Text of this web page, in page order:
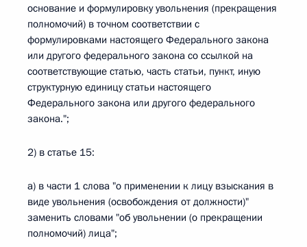
основание и формулировку увольнения (прекращения
полномочий) в точном соответствии с
формулировками настоящего Федерального закона
или другого федерального закона со ссылкой на
соответствующие статью, часть статьи, пункт, иную
структурную единицу статьи настоящего
Федерального закона или другого федерального
закона.";
2) в статье 15:
а) в части 1 слова "о применении к лицу взыскания в
виде увольнения (освобождения от должности)"
заменить словами "об увольнении (о прекращении
полномочий) лица";